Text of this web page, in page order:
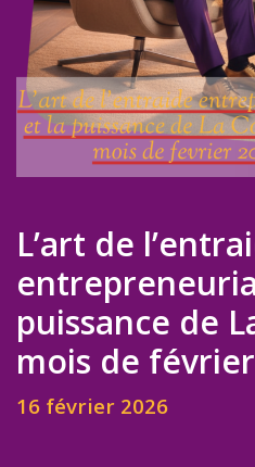
L’art de
puissance de
mois de
16 février 2026